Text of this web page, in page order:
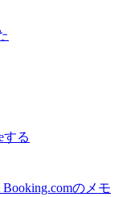
する
Booking.comのメモ